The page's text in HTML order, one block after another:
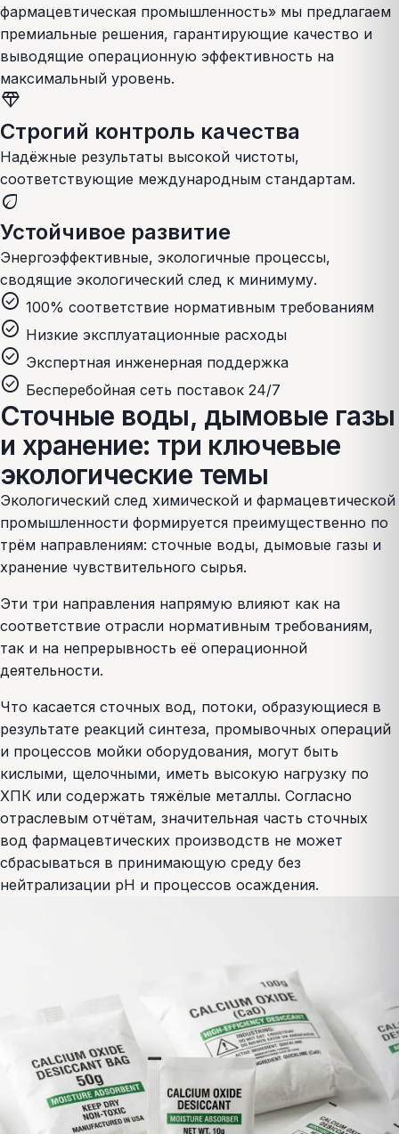
фармацевтическая промышленность» мы предлагаем
премиальные решения, гарантирующие качество и
выводящие операционную эффективность на
максимальный уровень.
diamond
Строгий контроль качества
Надёжные результаты высокой чистоты,
соответствующие международным стандартам.
eco
Устойчивое развитие
Энергоэффективные, экологичные процессы,
сводящие экологический след к минимуму.
check_circle 100% соответствие нормативным требованиям
check_circle Низкие эксплуатационные расходы
check_circle Экспертная инженерная поддержка
check_circle Бесперебойная сеть поставок 24/7
Сточные воды, дымовые газы
и хранение: три ключевые
экологические темы
Экологический след химической и фармацевтической
промышленности формируется преимущественно по
трём направлениям: сточные воды, дымовые газы и
хранение чувствительного сырья.
Эти три направления напрямую влияют как на
соответствие отрасли нормативным требованиям,
так и на непрерывность её операционной
деятельности.
Что касается сточных вод, потоки, образующиеся в
результате реакций синтеза, промывочных операций
и процессов мойки оборудования, могут быть
кислыми, щелочными, иметь высокую нагрузку по
ХПК или содержать тяжёлые металлы. Согласно
отраслевым отчётам, значительная часть сточных
вод фармацевтических производств не может
сбрасываться в принимающую среду без
нейтрализации pH и процессов осаждения.